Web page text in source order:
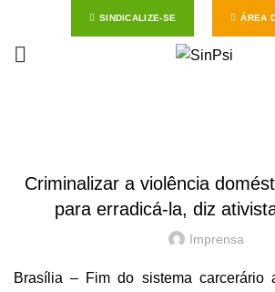
SINDICALIZE-SE ÁREA
Criminalizar a violência
para erradicá-la, diz
Imprensa
Brasília – Fim do sistema carcerário